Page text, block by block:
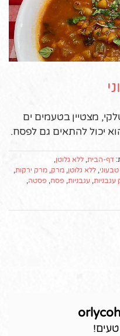
מצטיין בטעמים ים
יכול להתאים גם לפסח.
דף-הבית, ללא גלוטן,
טבעוני, ללא גלוטן, מרק, מרק ירקות,
, עגבניות, פסח, פסטה,